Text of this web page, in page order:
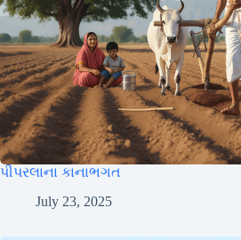
પીપરલાના કાનાભગત
July 23, 2025